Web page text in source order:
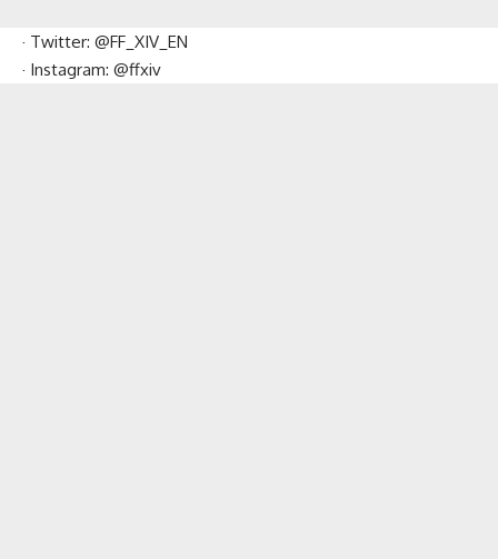
· Twitter: @FF_XIV_EN
· Instagram: @ffxiv